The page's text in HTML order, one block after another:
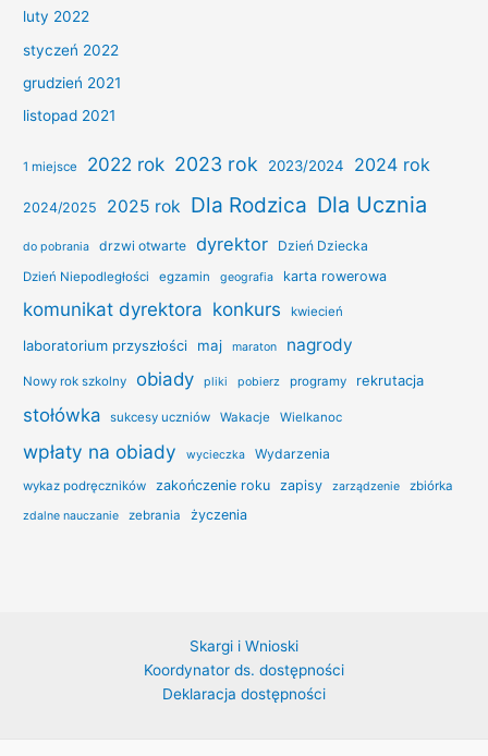
luty 2022
styczeń 2022
grudzień 2021
listopad 2021
1 miejsce 2022 rok 2023 rok 2023/2024 2024 rok
2024/2025 2025 rok Dla Rodzica Dla Ucznia
do pobrania drzwi otwarte dyrektor Dzień Dziecka
Dzień Niepodległości egzamin geografia karta rowerowa
komunikat dyrektora konkurs kwiecień
laboratorium przyszłości maj maraton nagrody
Nowy rok szkolny obiady pliki pobierz programy rekrutacja
stołówka sukcesy uczniów Wakacje Wielkanoc
wpłaty na obiady wycieczka Wydarzenia
wykaz podręczników zakończenie roku zapisy zarządzenie zbiórka
zdalne nauczanie zebrania życzenia
Skargi i Wnioski
Koordynator ds. dostępności
Deklaracja dostępności